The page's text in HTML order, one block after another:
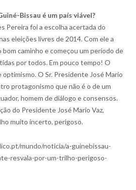
Bissau é um país viável?
Pereira foi a escolha acertada do
eleições livres de 2014. Com ele a
caminho e começou um período de
por todos. Em pouco tempo! O
O Sr. Presidente José Mario
protagonismo que não é o de um
homem de diálogo e consensos.
do Presidente José Mario Vaz,
muito incerto, perigoso.
mundo/noticia/a-guinebissau-
resvala-por-um-trilho-perigoso-